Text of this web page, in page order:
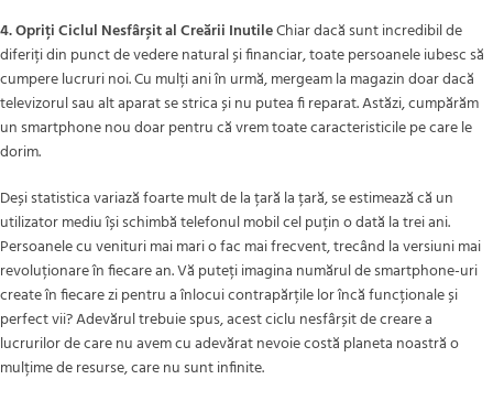
4. Opriți Ciclul Nesfârșit al Creării InutileChiar dacă sunt incredibil de
diferiți din punct de vedere natural și financiar, toate persoanele iubesc să
cumpere lucruri noi. Cu mulți ani în urmă, mergeam la magazin doar dacă
televizorul sau alt aparat se strica și nu putea fi reparat. Astăzi, cumpărăm
un smartphone nou doar pentru că vrem toate caracteristicile pe care le
dorim.
Deși statistica variază foarte mult de la țară la țară, se estimează că un
utilizator mediu își schimbă telefonul mobil cel puțin o dată la trei ani.
Persoanele cu venituri mai mari o fac mai frecvent, trecând la versiuni mai
revoluționare în fiecare an. Vă puteți imagina numărul de smartphone-uri
create în fiecare zi pentru a înlocui contrapărțile lor încă funcționale și
perfect vii? Adevărul trebuie spus, acest ciclu nesfârșit de creare a
lucrurilor de care nu avem cu adevărat nevoie costă planeta noastră o
mulțime de resurse, care nu sunt infinite.